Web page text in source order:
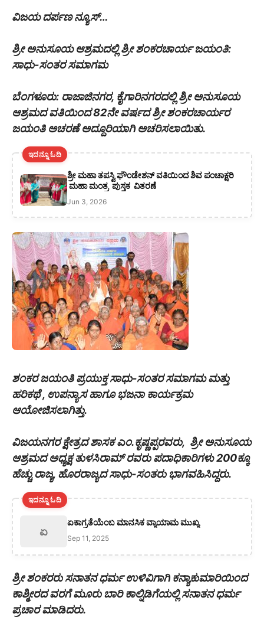
ವಿಜಯ ದರ್ಪಣ ನ್ಯೂಸ್…
ಶ್ರೀ ಅನುಸೂಯ ಆಶ್ರಮದಲ್ಲಿ ಶ್ರೀ ಶಂಕರಚಾರ್ಯ ಜಯಂತಿ:
ಸಾಧು-ಸಂತರ ಸಮಾಗಮ
ಬೆಂಗಳೂರು: ರಾಜಾಜಿನಗರ, ಕೈಗಾರಿನಗರದಲ್ಲಿ ಶ್ರೀ ಅನುಸೂಯ
ಆಶ್ರಮದ ವತಿಯಿಂದ 82ನೇ ವರ್ಷದ ಶ್ರೀ ಶಂಕರಚಾರ್ಯರ
ಜಯಂತಿ ಅಚರಣೆ ಅದ್ದೂರಿಯಾಗಿ ಅಚರಿಸಲಾಯಿತು.
ಇದನ್ನೂ ಓದಿ
ಶ್ರೀ ಮಹಾ ತಪಸ್ವಿ ಫೌಂಡೇಶನ್ ವತಿಯಿಂದ ಶಿವ ಪಂಚಾಕ್ಷರಿ
ಮಹಾ ಮಂತ್ರ ಪುಸ್ತಕ ವಿತರಣೆ
Jun 3, 2026
ಶಂಕರ ಜಯಂತಿ ಪ್ರಯುಕ್ತ ಸಾಧು-ಸಂತರ ಸಮಾಗಮ ಮತ್ತು
ಹರಿಕಥೆ , ಉಪನ್ಯಾಸ ಹಾಗೂ ಭಜನಾ ಕಾರ್ಯಕ್ರಮ
ಆಯೋಜಿಸಲಾಗಿತ್ತು.
ವಿಜಯನಗರ ಕ್ಷೇತ್ರದ ಶಾಸಕ ಎಂ.ಕೃಷ್ಣಪ್ಪರವರು, ಶ್ರೀ ಅನುಸೂಯ
ಆಶ್ರಮದ ಅಧ್ಯಕ್ಷ ತುಳಸಿರಾಮ್ ರವರು ಪದಾಧಿಕಾರಿಗಳು 200ಕ್ಕೂ
ಹೆಚ್ಚು ರಾಜ್ಯ, ಹೊರರಾಜ್ಯದ ಸಾಧು-ಸಂತರು ಭಾಗವಹಿಸಿದ್ದರು.
ಇದನ್ನೂ ಓದಿ
ಏ
ಏಕಾಗ್ರತೆಯೆಂಬ ಮಾನಸಿಕ ವ್ಯಾಯಾಮ ಮುಖ್ಯ
Sep 11, 2025
ಶ್ರೀ ಶಂಕರರು ಸನಾತನ ಧರ್ಮ ಉಳಿವಿಗಾಗಿ ಕನ್ಯಾಕುಮಾರಿಯಿಂದ
ಕಾಶ್ಮೀರದ ವರಗೆ ಮೂರು ಬಾರಿ ಕಾಲ್ನಿಡಿಗೆಯಲ್ಲಿ ಸನಾತನ ಧರ್ಮ
ಪ್ರಚಾರ ಮಾಡಿದರು.